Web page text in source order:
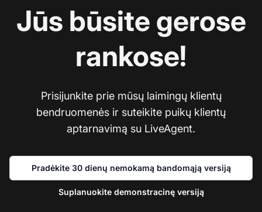
Jūs būsite gerose
rankose!
Prisijunkite prie mūsų laimingų klientų
bendruomenės ir suteikite puikų klientų
aptarnavimą su LiveAgent.
Pradėkite 30 dienų nemokamą bandomąją versiją
Suplanuokite demonstracinę versiją